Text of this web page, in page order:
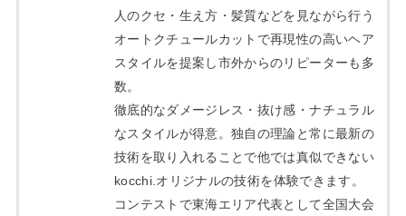
人のクセ・生え方・髪質などを見ながら行う
オートクチュールカットで再現性の高いヘア
スタイルを提案し市外からのリピーターも多
数。
徹底的なダメージレス・抜け感・ナチュラル
なスタイルが得意。独自の理論と常に最新の
技術を取り入れることで他では真似できない
kocchi.オリジナルの技術を体験できます。
コンテストで東海エリア代表として全国大会